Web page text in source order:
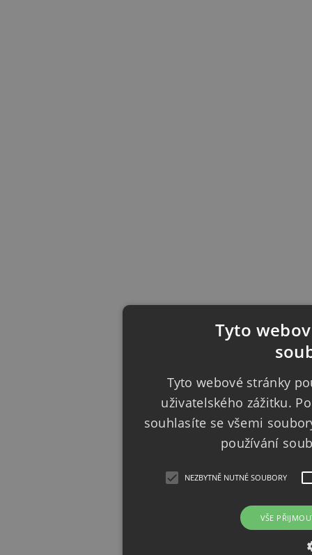
Tyto
Tyto webové stránky
uživatelského zážitku.
souhlasíte se všemi
používání
NEZBYTNĚ NUTNÉ SOUBORY
VŠE